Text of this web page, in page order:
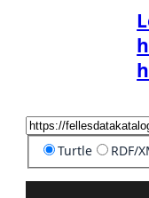
Turtle RDF/